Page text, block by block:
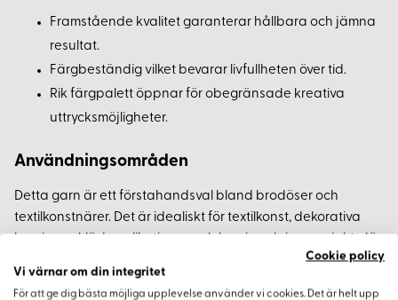
Framstående kvalitet garanterar hållbara och jämna
resultat.
Färgbeständig vilket bevarar livfullheten över tid.
Rik färgpalett öppnar för obegränsade kreativa
uttrycksmöjligheter.
Användningsområden
Detta garn är ett förstahandsval bland brodöser och
textilkonstnärer. Det är idealiskt för textilkonst, dekorativa
Cookie policy
Vi värnar om din integritet
För att ge dig bästa möjliga upplevelse använder vi cookies. Det är helt upp